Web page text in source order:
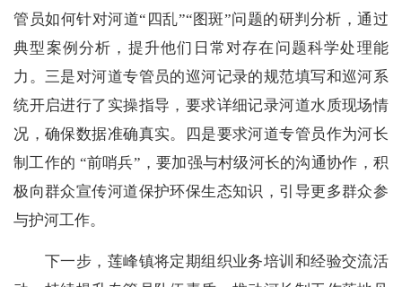
管员如何针对河道“四乱”“图斑”问题的研判分析，通过
典型案例分析，提升他们日常对存在问题科学处理能
力。三是对河道专管员的巡河记录的规范填写和巡河系
统开启进行了实操指导，要求详细记录河道水质现场情
况，确保数据准确真实。四是要求河道专管员作为河长
制工作的 “前哨兵”，要加强与村级河长的沟通协作，积
极向群众宣传河道保护环保生态知识，引导更多群众参
与护河工作。
下一步，莲峰镇将定期组织业务培训和经验交流活